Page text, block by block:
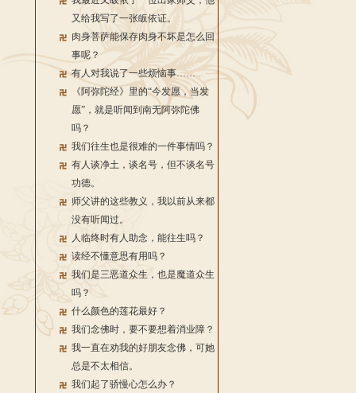
又给我写了一张皈依证。
肉身菩萨能保存肉身不坏是怎么回
事呢？
有人对我说了一些烦恼事……
《阿弥陀经》里的“今发愿，当发
愿”，就是听闻到南无阿弥陀佛
吗？
我们往生也是很难的一件事情吗？
有人谈净土，谈名号，但不谈名号
功德。
师父讲的这些教义，我以前从来都
没有听闻过。
人临终时有人助念，能往生吗？
读经不懂意思有用吗？
我们是三恶道众生，也是魔道众生
吗？
什么颜色的莲花最好？
我们念佛时，要不要想着消业障？
我一直在劝我的好朋友念佛，可她
总是不太相信。
我们起了骄慢心怎么办？